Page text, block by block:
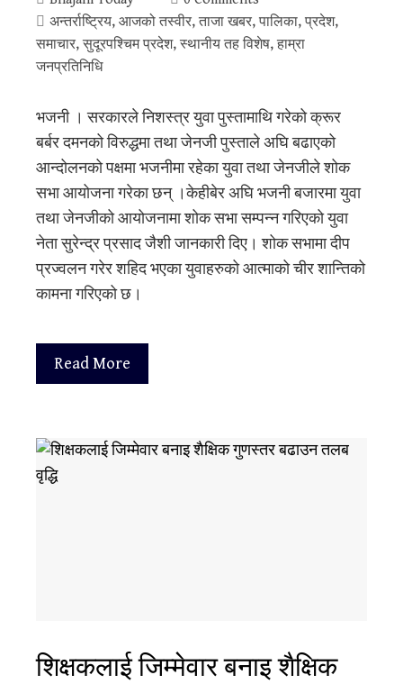
अन्तर्राष्ट्रिय, आजको तस्वीर, ताजा खबर, पालिका, प्रदेश,
समाचार, सुदूरपश्‍चिम प्रदेश, स्थानीय तह विशेष, हाम्रा
जनप्रतिनिधि
भजनी । सरकारले निशस्त्र युवा पुस्तामाथि गरेको क्रूर
बर्बर दमनको विरुद्धमा तथा जेनजी पुस्ताले अघि बढाएको
आन्दोलनको पक्षमा भजनीमा रहेका युवा तथा जेनजीले शोक
सभा आयोजना गरेका छन् ।केहीबेर अघि भजनी बजारमा युवा
तथा जेनजीको आयोजनामा शोक सभा सम्पन्न गरिएको युवा
नेता सुरेन्द्र प्रसाद जैशी जानकारी दिए। शोक सभामा दीप
प्रज्वलन गरेर शहिद भएका युवाहरुको आत्माको चीर शान्तिको
कामना गरिएको छ।
Read More
शिक्षकलाई जिम्मेवार बनाइ शैक्षिक